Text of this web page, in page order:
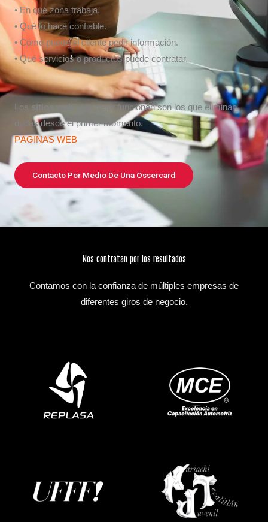
• En qué zona trabaja.
• Qué lo hace confiable.
• Cómo puede el cliente pedir información.
• Qué servicios o productos puede contratar.
Los sitios web que mejor funcionan son los que eliminan
dudas desde el primer momento.
PÁGINAS WEB
Contacto Por Medio De Una Ossercard
Nos contratan por los resultados
Contamos con la confianza de múltiples empresas de
diferentes giros de negocio.